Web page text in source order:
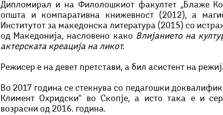
Дипломирал и на Филолошкиот факултет „Блаже
општа и компаративна книжевност (2012), а
Институтот за македонска литература (2015) со
од Македонија, насловено како Влијанието на
актерската креација на ликот.
Режисер е на девет претстави, а бил асистент на
Во 2017 година се стекнува со педагошки
Климент Охридски“ во Скопје, а исто така е и
возрасни од 2016. година.